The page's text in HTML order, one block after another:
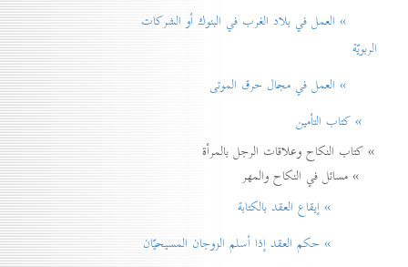
» العمل في بلاد الغرب في البنوك أو الشركات
الربويّة
» العمل في مجال حرق الموتی
» كتاب التأمين
» كتاب النكاح وعلاقات الرجل بالمرأة
» مسائل في النكاح والمهر
» إيقاع العقد بالكتابة
» حكم العقد إذا أسلم الزوجان المسيحيّان